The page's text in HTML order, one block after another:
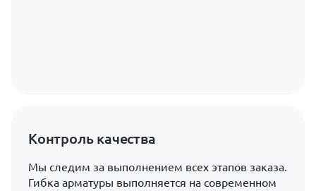
Контроль качества
Мы следим за выполнением всех этапов заказа.
Гибка арматуры выполняется на современном